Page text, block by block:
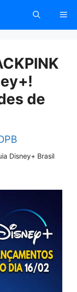
de
Disney+ Brasil